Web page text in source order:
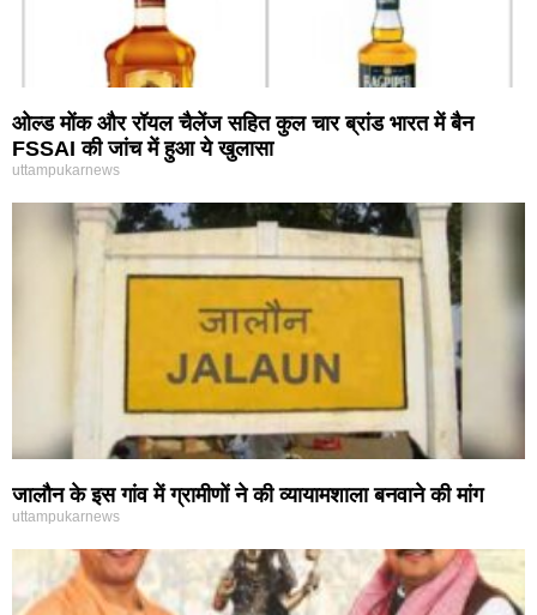
ओल्ड मोंक और रॉयल चैलेंज सहित कुल चार ब्रांड भारत में बैन
FSSAI की जांच में हुआ ये खुलासा
uttampukarnews
जालौन के इस गांव में ग्रामीणों ने की व्यायामशाला बनवाने की मांग
uttampukarnews